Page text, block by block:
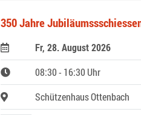
350 Jahre
Fr, 28. August 2026
08:30 - 16:30 Uhr
Schützenhaus Ottenbach